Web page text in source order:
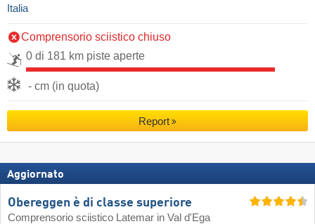
Italia
Comprensorio sciistico chiuso
0 di 181 km piste aperte
- cm (in quota)
Report
Aggiornato
Obereggen è di classe superiore
Comprensorio sciistico Latemar in Val d'Ega